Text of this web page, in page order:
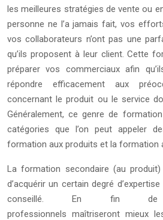
les meilleures stratégies de vente ou
personne ne l’a jamais fait, vos
vos collaborateurs n’ont pas une
qu’ils proposent à leur client. Cette
préparer vos commerciaux afin
répondre efficacement aux
concernant le produit ou le service
Généralement, ce genre de
catégories que l’on peut appeler
formation aux produits et la formation
La formation secondaire (au
d’acquérir un certain degré
conseillé. En fin de
professionnels maîtriseront mieux